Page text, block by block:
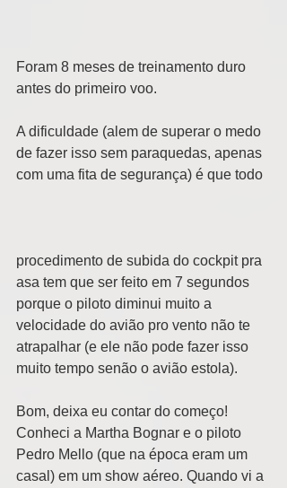
Foram 8 meses de treinamento duro
antes do primeiro voo.
A dificuldade (alem de superar o medo
de fazer isso sem paraquedas, apenas
com uma fita de segurança) é que todo
procedimento de subida do cockpit pra
asa tem que ser feito em 7 segundos
porque o piloto diminui muito a
velocidade do avião pro vento não te
atrapalhar (e ele não pode fazer isso
muito tempo senão o avião estola).
Bom, deixa eu contar do começo!
Conheci a Martha Bognar e o piloto
Pedro Mello (que na época eram um
casal) em um show aéreo. Quando vi a